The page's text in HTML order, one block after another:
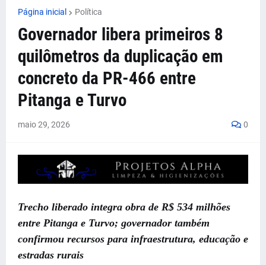
Página inicial Política
Governador libera primeiros 8
quilômetros da duplicação em
concreto da PR-466 entre
Pitanga e Turvo
maio 29, 2026 0
Trecho liberado integra obra de R$ 534 milhões
entre Pitanga e Turvo; governador também
confirmou recursos para infraestrutura, educação e
estradas rurais